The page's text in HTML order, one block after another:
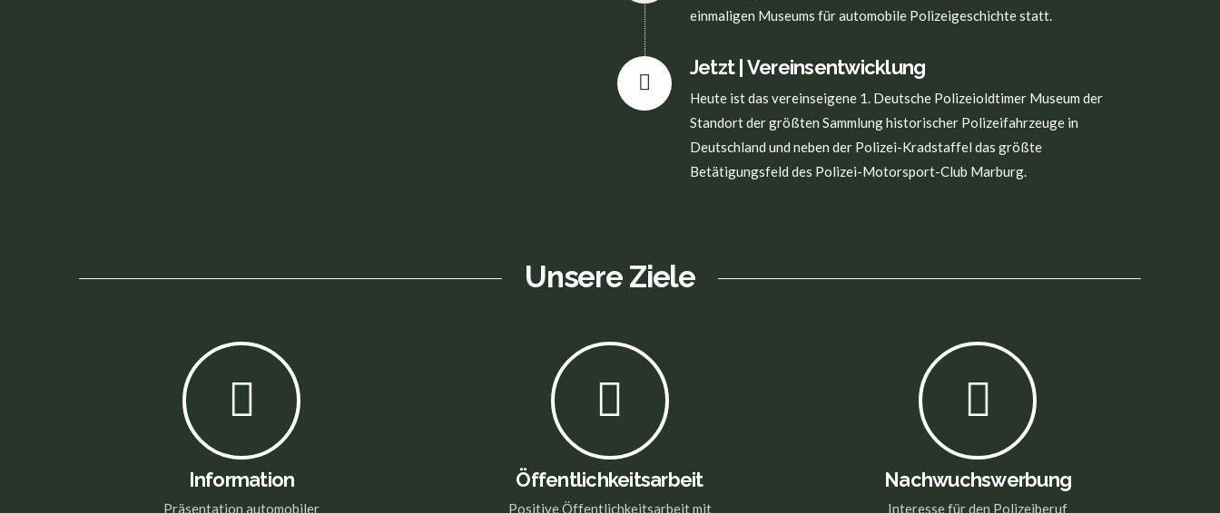
einmaligen Museums für automobile Polizeigeschichte statt.
Jetzt | Vereinsentwicklung
Heute ist das vereinseigene 1. Deutsche Polizeioldtimer Museum der
Standort der größten Sammlung historischer Polizeifahrzeuge in
Deutschland und neben der Polizei-Kradstaffel das größte
Betätigungsfeld des Polizei-Motorsport-Club Marburg.
Unsere Ziele
Information
Präsentation automobiler
Öffentlichkeits­arbeit
Positive Öffentlichkeitsarbeit mit
Nachwuchswerbung
Interesse für den Polizeiberuf